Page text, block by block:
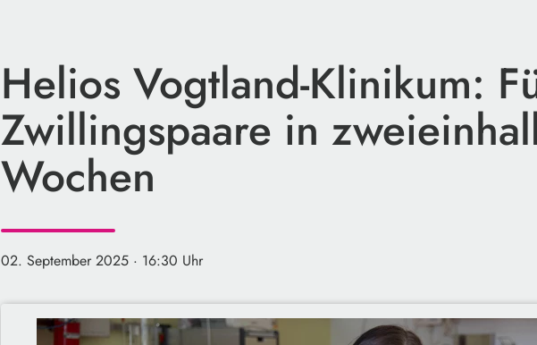
Helios Vogtland-Klinikum:
Zwillingspaare in
Wochen
02. September 2025 · 16:30 Uhr